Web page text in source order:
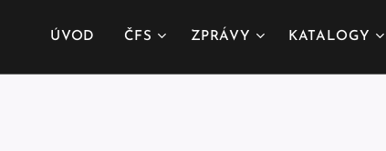
ÚVOD ČFS ZPRÁVY KATALOGY